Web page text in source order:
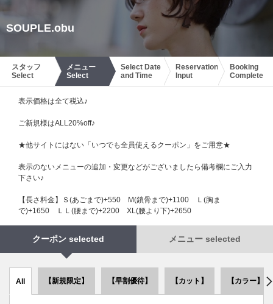
SOUPLE.obu
スタッフ
Select
メニュー
Select
Select Date
and Time
Reservation
Input
Booking
Complete
表示価格は全て税込♪
ご新規様はALL20%off♪
★他サイトにはない「いつでも全員使えるクーポン」をご用意★
表示のないメニューの追加・変更などがございましたら備考欄にご入力
下さい♪
【長さ料金】Ｓ(あごまで)+550 М(鎖骨まで)+1100 Ｌ(胸ま
で)+1650 ＬＬ(腰まで)+2200 XL(腰より下)+2650
クーポン selected メニュー selected
All 【新規限定】 【早割優待】 【カット】 【カラー】